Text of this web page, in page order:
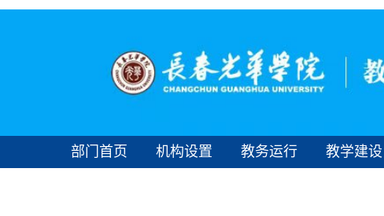
部门首页 机构设置 教务运行 教学建设